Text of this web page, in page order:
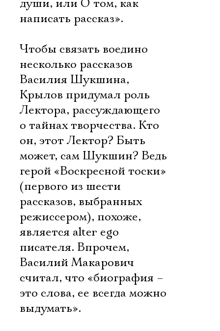
души, или О том, как
написать рассказ».
Чтобы связать воедино
несколько рассказов
Василия Шукшина,
Крылов придумал роль
Лектора, рассуждающего
о тайнах творчества. Кто
он, этот Лектор? Быть
может, сам Шукшин? Ведь
герой «Воскресной тоски»
(первого из шести
рассказов, выбранных
режиссером), похоже,
является alter ego
писателя. Впрочем,
Василий Макарович
считал, что «биография –
это слова, ее всегда можно
выдумать».